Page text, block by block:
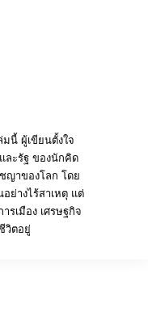
นี้ ผู้เขียนตั้งใจ
ละรัฐ ของนักคิด
ญาของโลก โดย
ย่างไร้สาเหตุ แต่
รเมือง เศรษฐกิจ
วิตอยู่